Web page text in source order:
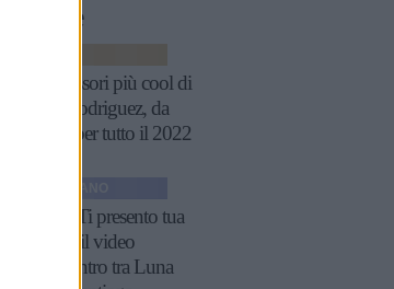
correlate
Gli accessori più cool di
Belén Rodriguez, da
copiare per tutto il 2022
Belen: "Ti presento tua
sorella", il video
dell'incontro tra Luna